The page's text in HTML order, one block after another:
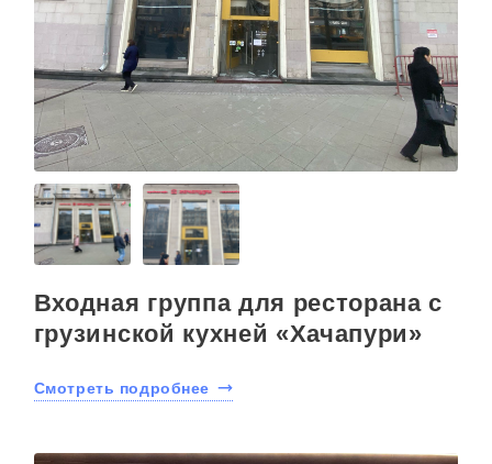
Входная группа для ресторана с
грузинской кухней «Хачапури»
Смотреть подробнее